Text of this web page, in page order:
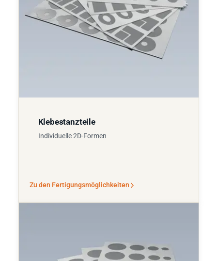
Klebestanzteile
Individuelle 2D-Formen
Zu den Fertigungsmöglichkeiten